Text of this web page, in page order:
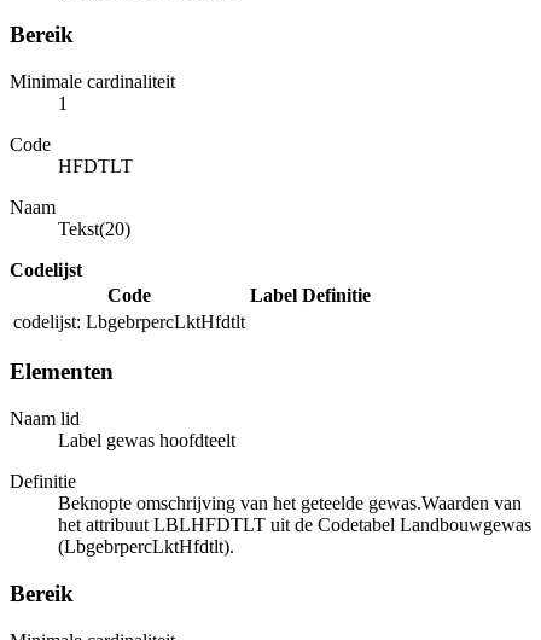
Bereik
Minimale cardinaliteit
1
Code
HFDTLT
Naam
Tekst(20)
Codelijst
Code
Label Definitie
codelijst: LbgebrpercLktHfdtlt
Elementen
Naam lid
Label gewas hoofdteelt
Definitie
Beknopte omschrijving van het geteelde gewas.Waarden van
het attribuut LBLHFDTLT uit de Codetabel Landbouwgewas
(LbgebrpercLktHfdtlt).
Bereik